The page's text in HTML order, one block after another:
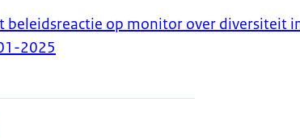
beleidsreactie op monitor over diversiteit
2025